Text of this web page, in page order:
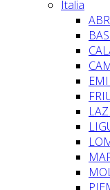
Italia